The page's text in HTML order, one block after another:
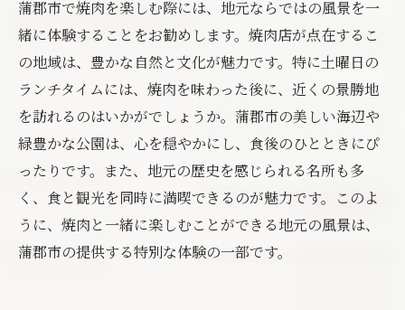
蒲郡市で焼肉を楽しむ際には、地元ならではの風景を一
緒に体験することをお勧めします。焼肉店が点在するこ
の地域は、豊かな自然と文化が魅力です。特に土曜日の
ランチタイムには、焼肉を味わった後に、近くの景勝地
を訪れるのはいかがでしょうか。蒲郡市の美しい海辺や
緑豊かな公園は、心を穏やかにし、食後のひとときにぴ
ったりです。また、地元の歴史を感じられる名所も多
く、食と観光を同時に満喫できるのが魅力です。このよ
うに、焼肉と一緒に楽しむことができる地元の風景は、
蒲郡市の提供する特別な体験の一部です。